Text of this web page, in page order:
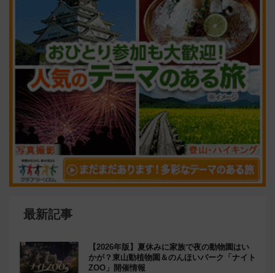
最新記事
【2026年版】夏休みに家族で夜の動物園はい
かが？東山動植物園＆のんほいパーク「ナイト
ZOO」開催情報